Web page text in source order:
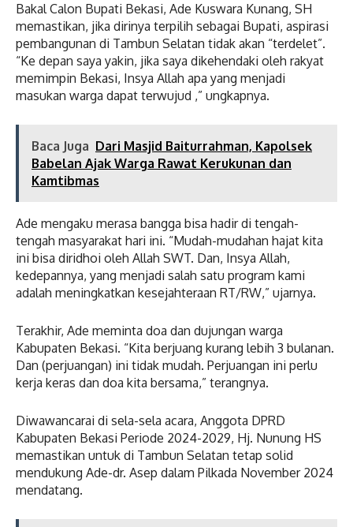
Bakal Calon Bupati Bekasi, Ade Kuswara Kunang, SH
memastikan, jika dirinya terpilih sebagai Bupati, aspirasi
pembangunan di Tambun Selatan tidak akan “terdelet”.
“Ke depan saya yakin, jika saya dikehendaki oleh rakyat
memimpin Bekasi, Insya Allah apa yang menjadi
masukan warga dapat terwujud ,” ungkapnya.
Baca Juga Dari Masjid Baiturrahman, Kapolsek
Babelan Ajak Warga Rawat Kerukunan dan
Kamtibmas
Ade mengaku merasa bangga bisa hadir di tengah-
tengah masyarakat hari ini. “Mudah-mudahan hajat kita
ini bisa diridhoi oleh Allah SWT. Dan, Insya Allah,
kedepannya, yang menjadi salah satu program kami
adalah meningkatkan kesejahteraan RT/RW,” ujarnya.
Terakhir, Ade meminta doa dan dujungan warga
Kabupaten Bekasi. “Kita berjuang kurang lebih 3 bulanan.
Dan (perjuangan) ini tidak mudah. Perjuangan ini perlu
kerja keras dan doa kita bersama,” terangnya.
Diwawancarai di sela-sela acara, Anggota DPRD
Kabupaten Bekasi Periode 2024-2029, Hj. Nunung HS
memastikan untuk di Tambun Selatan tetap solid
mendukung Ade-dr. Asep dalam Pilkada November 2024
mendatang.